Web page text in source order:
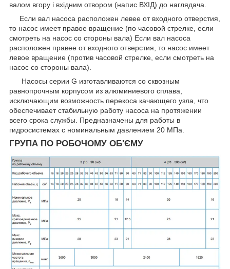
валом вгору і вхідним отвором (напис ВХІД) до наглядача.
Если вал насоса расположен левее от входного отверстия,
то насос имеет правое вращение (по часовой стрелке, если
смотреть на насос со стороны вала) Если вал насоса
расположен правее от входного отверстия, то насос имеет
левое вращение (против часовой стрелке, если смотреть на
насос со стороны вала).
Насосы серии G изготавливаются со сквозным
равнопрочным корпусом из алюминиевого сплава,
исключающим возможность перекоса качающего узла, что
обеспечивает стабильную работу насоса на протяжении
всего срока службы. Предназначены для работы в
гидросистемах с номинальным давлением 20 МПа.
ГРУПА ПО РОБОЧОМУ ОБ'ЄМУ